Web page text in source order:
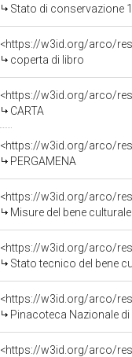
Stato di conservazione
<https://w3id.org/arco/
coperta di libro
<https://w3id.org/arco/
CARTA
<https://w3id.org/arco/
PERGAMENA
<https://w3id.org/arco/
Misure del bene
<https://w3id.org/arco/
Stato tecnico del bene
<https://w3id.org/arco/
Pinacoteca Nazionale di
<https://w3id.org/arco/